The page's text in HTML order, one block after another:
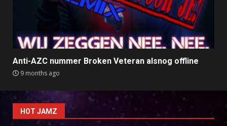
Anti-AZC nummer Broken Veteran alsnog offline
9 months ago
HOT JAMZ